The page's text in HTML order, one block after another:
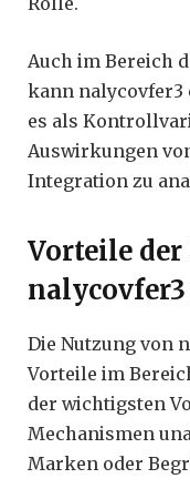
Auch im Bereich
kann nalycovfer3
es als
Auswirkungen
Integration zu
Vorteile
Die Nutzung von
Vorteile im
der wichtigsten
Mechanismen
Marken oder